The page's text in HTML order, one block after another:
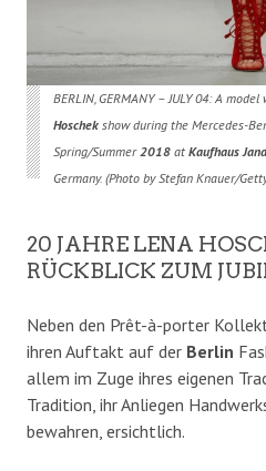
BERLIN, GERMANY – JULY 04: A
Hoschekshow during the Mercedes-
Spring/Summer 2018at Kaufhaus
Germany. (Photo by Stefan Knauer/
20 JAHRE LENA
RÜCKBLICK ZUM
Neben den Prêt-à-porter
ihren Auftakt auf der Berlin
allem im Zuge ihres eigenen
Tradition, ihr Anliegen
bewahren, ersichtlich.